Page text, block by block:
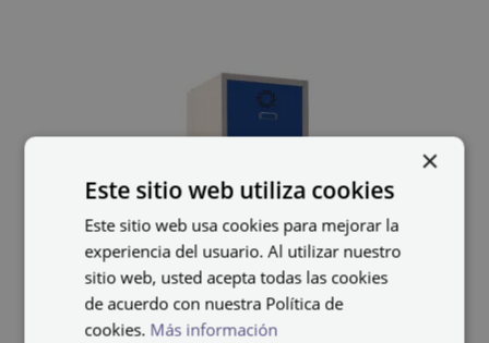
×
Este sitio web utiliza cookies
Este sitio web usa cookies para mejorar la
experiencia del usuario. Al utilizar nuestro
sitio web, usted acepta todas las cookies
de acuerdo con nuestra Política de
cookies. Más información